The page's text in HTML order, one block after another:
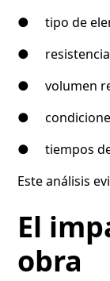
● tipo de
● resistencia
● volumen
● condiciones
● tiempos de
Este análisis
El
obra